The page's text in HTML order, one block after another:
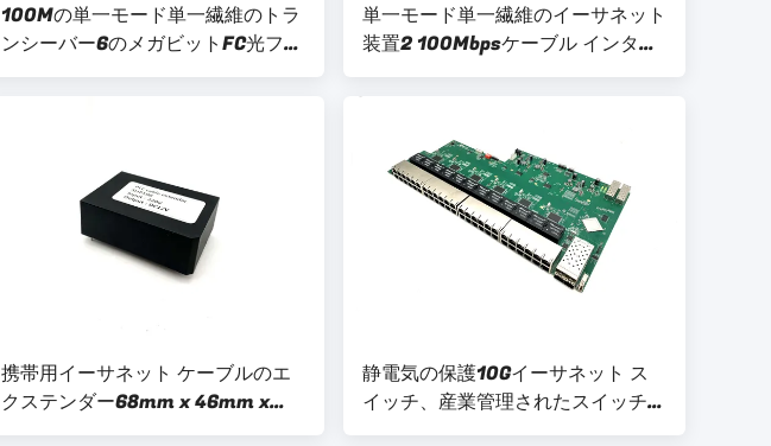
100Mの単一モード単一繊維のトラ
ンシーバー6のメガビットFC光ファ
イバー インターフェイス2メガビッ
単一モード単一繊維のイーサネット
装置2 100Mbpsケーブル インター
フェイス4 FC光ファイバー インタ
携帯用イーサネット ケーブルのエ
クステンダー68mm x 46mm x
23.5mmサポート10レベルのリレ
静電気の保護10Gイーサネット ス
イッチ、産業管理されたスイッチ
48 GE+4 10G SFP+